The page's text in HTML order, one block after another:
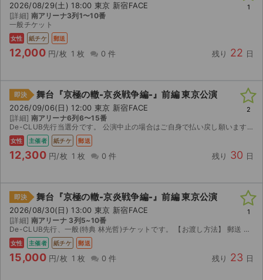
2026/08/29(土) 18:00 東京 新宿FACE
[詳細] 南アリーナ3列1〜10番
一般チケット
女性 紙チケ 郵送
12,000 円/枚 1 枚 0 件 残り 22 日
1
即決 舞台『京極の轍-京炎戦争編-』前編 東京公演
2026/09/06(日) 12:00 東京 新宿FACE
[詳細] 南アリーナ6列6〜15番
De-CLUB先行当選分です。 公演中止の場合はご自身で払い戻し願います。手数料券添付。
女性 主催者 紙チケ 郵送
12,300 円/枚 1 枚 0 件 残り 30 日
2
即決 舞台『京極の轍-京炎戦争編-』前編 東京公演
2026/08/30(日) 13:00 東京 新宿FACE
[詳細] 南アリーナ 3列5~10番
De-CLUB先行、一般(特典 林光哲)チケットです。 【お渡し方法】 郵送 【注意事項】 公演が中止となった場合のみ、手数料を差し引いた金額を返金いたします。取引確定後のキャンセルはお受け...
女性 主催者 紙チケ 郵送
15,000 円/枚 1 枚 0 件 残り 23 日
1